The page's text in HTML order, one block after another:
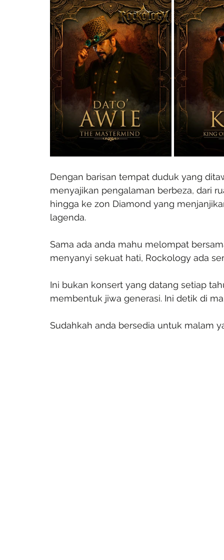
Dengan barisan tempat duduk yang
menyajikan pengalaman berbeza, dari
hingga ke zon Diamond yang
lagenda.
Sama ada anda mahu melompat
menyanyi sekuat hati, Rockology ada
Ini bukan konsert yang datang setiap
membentuk jiwa generasi. Ini detik di
Sudahkah anda bersedia untuk malam